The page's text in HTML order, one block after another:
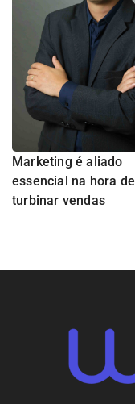
Marketing é aliado
essencial na hora de
turbinar vendas